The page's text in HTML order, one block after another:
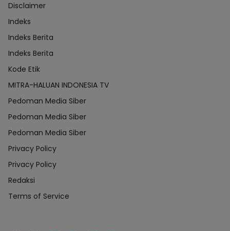
Disclaimer
Indeks
Indeks Berita
Indeks Berita
Kode Etik
MITRA-HALUAN INDONESIA TV
Pedoman Media Siber
Pedoman Media Siber
Pedoman Media Siber
Privacy Policy
Privacy Policy
Redaksi
Terms of Service